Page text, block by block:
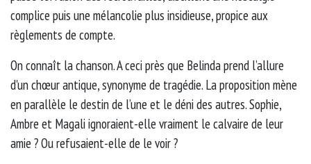
complice puis une mélancolie plus insidieuse, propice aux
règlements de compte.
On connaît la chanson. A ceci près que Belinda prend l’allure
d'un chœur antique, synonyme de tragédie. La proposition mène
en parallèle le destin de l’une et le déni des autres. Sophie,
Ambre et Magali ignoraient-elle vraiment le calvaire de leur
amie ? Ou refusaient-elle de le voir ?